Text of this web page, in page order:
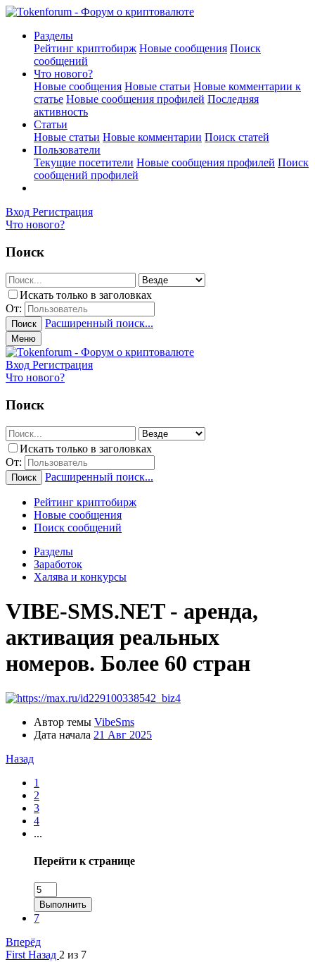
Разделы
Рейтинг криптобирж Новые сообщения Поиск
сообщений
Что нового?
Новые сообщения Новые статьи Новые комментарии к
статье Новые сообщения профилей Последняя
активность
Статьи
Новые статьи Новые комментарии Поиск статей
Пользователи
Текущие посетители Новые сообщения профилей Поиск
сообщений профилей
Вход Регистрация
Что нового?
Поиск
Искать только в заголовках
От:
Поиск Расширенный поиск...
Меню
Вход Регистрация
Что нового?
Поиск
Искать только в заголовках
От:
Поиск Расширенный поиск...
Рейтинг криптобирж
Новые сообщения
Поиск сообщений
Разделы
Заработок
Халява и конкурсы
VIBE-SMS.NET - аренда,
активация реальных
номеров. Более 60 стран
Автор темы VibeSms
Дата начала 21 Авг 2025
Назад
1
2
3
4
...
Перейти к странице
Выполнить
7
Вперёд
First Назад 2 из 7